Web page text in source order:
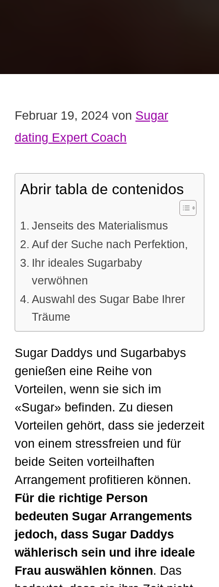
Februar 19, 2024 von Sugar
dating Expert Coach
Abrir tabla de contenidos
Jenseits des Materialismus
Auf der Suche nach Perfektion,
Ihr ideales Sugarbaby
verwöhnen
Auswahl des Sugar Babe Ihrer
Träume
Sugar Daddys und Sugarbabys
genießen eine Reihe von
Vorteilen, wenn sie sich im
«Sugar» befinden. Zu diesen
Vorteilen gehört, dass sie jederzeit
von einem stressfreien und für
beide Seiten vorteilhaften
Arrangement profitieren können.
Für die richtige Person
bedeuten Sugar Arrangements
jedoch, dass Sugar Daddys
wählerisch sein und ihre ideale
Frau auswählen können. Das